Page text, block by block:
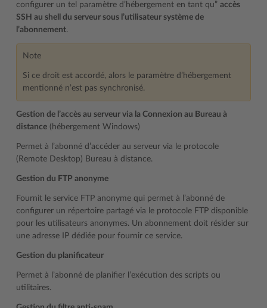
configurer un tel paramètre d’hébergement en tant qu” accès
SSH au shell du serveur sous l’utilisateur système de
l’abonnement.
Note
Si ce droit est accordé, alors le paramètre d’hébergement
mentionné n’est pas synchronisé.
Gestion de l’accès au serveur via la Connexion au Bureau à
distance (hébergement Windows)
Permet à l’abonné d’accéder au serveur via le protocole
(Remote Desktop) Bureau à distance.
Gestion du FTP anonyme
Fournit le service FTP anonyme qui permet à l’abonné de
configurer un répertoire partagé via le protocole FTP disponible
pour les utilisateurs anonymes. Un abonnement doit résider sur
une adresse IP dédiée pour fournir ce service.
Gestion du planificateur
Permet à l’abonné de planifier l’exécution des scripts ou
utilitaires.